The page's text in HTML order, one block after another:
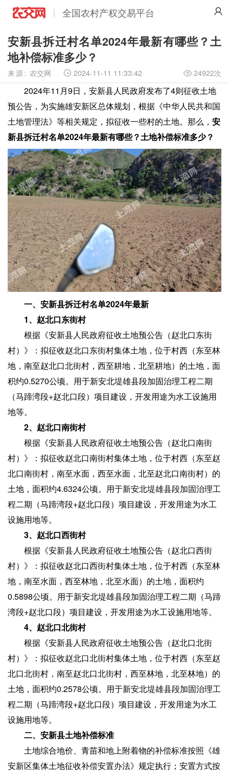
全国农村产权交易平台
安新县拆迁村名单2024年最新有哪些？土
地补偿标准多少？
来源: 农交网 2024-11-11 11:33:42  24922次
2024年11月9日，安新县人民政府发布了4则征收土地
预公告，为实施雄安新区总体规划，根据《中华人民共和国
土地管理法》等相关规定，拟征收一些村的土地。那么， 安
新县拆迁村名单2024年最新有哪些？土地补偿标准多少？
一、安新县拆迁村名单2024年最新
1、赵北口东街村
根据《安新县人民政府征收土地预公告（赵北口东街
村）》：拟征收赵北口东街村集体土地，位于村西（东至林
地，南至赵北口北街村，西至耕地，北至耕地）的土地，面
积约0.5270公顷。用于新安北堤雄县段加固治理工程二期
（马蹄湾段+赵北口段）项目建设，开发用途为水工设施用
地等。
2、赵北口南街村
根据《安新县人民政府征收土地预公告（赵北口南街
村）》：拟征收赵北口南街村集体土地，位于村西（东至赵
北口南街村，南至水面，西至水面，北至赵北口南街村）的
土地，面积约4.6324公顷。用于新安北堤雄县段加固治理工
程二期（马蹄湾段+赵北口段）项目建设，开发用途为水工
设施用地等。
3、赵北口西街村
根据《安新县人民政府征收土地预公告（赵北口西街
村）》：拟征收赵北口西街村集体土地，位于村西（东至林
地，南至水面，西至林地，北至水面）的土地，面积约
0.5898公顷。用于新安北堤雄县段加固治理工程二期（马蹄
湾段+赵北口段）项目建设，开发用途为水工设施用地等。
4、赵北口北街村
根据《安新县人民政府征收土地预公告（赵北口北街
村）》：拟征收赵北口北街村集体土地，位于村西（东至赵
北口北街村，南至赵北口北街村，西至林地，北至林地）的
土地，面积约0.2578公顷。用于新安北堤雄县段加固治理工
程二期（马蹄湾段+赵北口段）项目建设，开发用途为水工
设施用地等。
二、安新县土地补偿标准
土地综合地价、青苗和地上附着物的补偿标准按照《雄
安新区集体土地征收补偿安置办法》规定执行；安置方式按